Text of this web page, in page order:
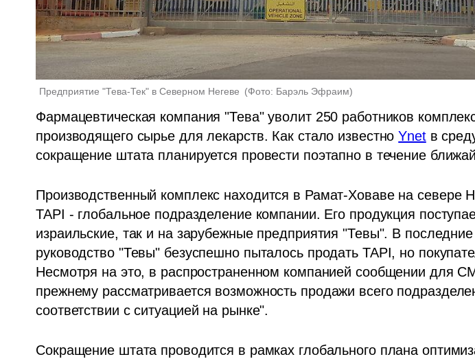
Предприятие "Тева-Тек" в Северном Негеве (Фото: Барэль Эфраим)
Фармацевтическая компания "Тева" уволит 250 работников
производящего сырье для лекарств. Как стало известно Ynet в
сокращение штата планируется провести поэтапно в течение
Производственный комплекс находится в Рамат-Ховаве на севере
TAPI - глобальное подразделение компании. Его продукция
израильские, так и на зарубежные предприятия "Тевы". В
руководство "Тевы" безуспешно пыталось продать TAPI, но
Несмотря на это, в распространенном компанией сообщении для
прежнему рассматривается возможность продажи всего
соответствии с ситуацией на рынке".
Сокращение штата проводится в рамках глобального плана